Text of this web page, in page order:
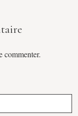
commenter.